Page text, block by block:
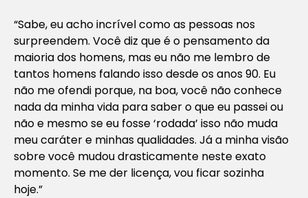
“Sabe, eu acho incrível como as pessoas nos
surpreendem. Você diz que é o pensamento da
maioria dos homens, mas eu não me lembro de
tantos homens falando isso desde os anos 90. Eu
não me ofendi porque, na boa, você não conhece
nada da minha vida para saber o que eu passei ou
não e mesmo se eu fosse ‘rodada’ isso não muda
meu caráter e minhas qualidades. Já a minha visão
sobre você mudou drasticamente neste exato
momento. Se me der licença, vou ficar sozinha
hoje.”